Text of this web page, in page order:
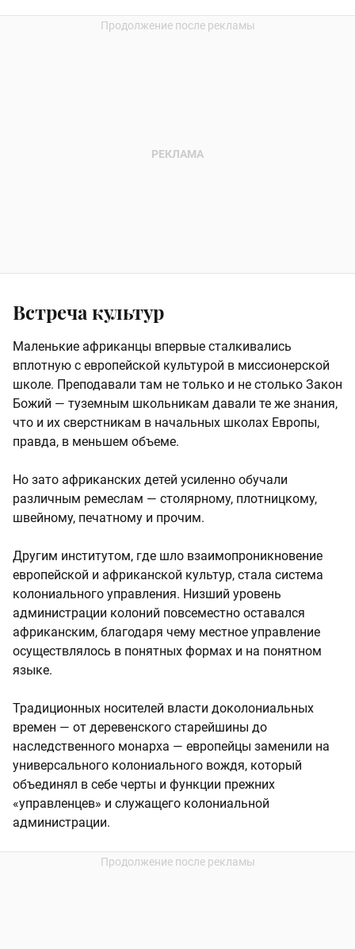
Встреча культур
Маленькие африканцы впервые сталкивались
вплотную с европейской культурой в миссионерской
школе. Преподавали там не только и не столько Закон
Божий — туземным школьникам давали те же знания,
что и их сверстникам в начальных школах Европы,
правда, в меньшем объеме.
Но зато африканских детей усиленно обучали
различным ремеслам — столярному, плотницкому,
швейному, печатному и прочим.
Другим институтом, где шло взаимопроникновение
европейской и африканской культур, стала система
колониального управления. Низший уровень
администрации колоний повсеместно оставался
африканским, благодаря чему местное управление
осуществлялось в понятных формах и на понятном
языке.
Традиционных носителей власти доколониальных
времен — от деревенского старейшины до
наследственного монарха — европейцы заменили на
универсального колониального вождя, который
объединял в себе черты и функции прежних
«управленцев» и служащего колониальной
администрации.